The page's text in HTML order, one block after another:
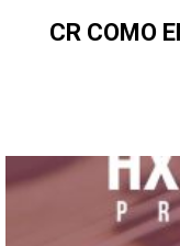
CR COMO